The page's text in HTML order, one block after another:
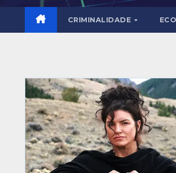
CRIMINALIDADE